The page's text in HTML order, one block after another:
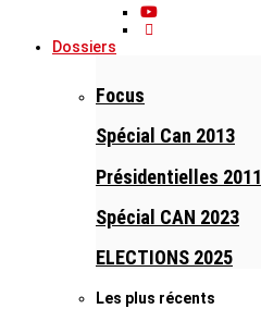
Dossiers
Focus
Spécial Can 2013
Présidentielles 2011
Spécial CAN 2023
ELECTIONS 2025
Les plus récents